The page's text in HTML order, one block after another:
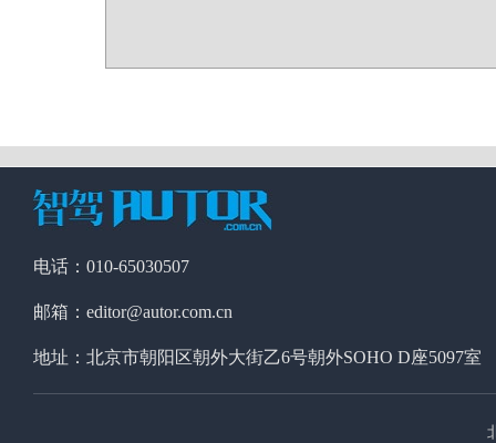
电话：010-65030507
邮箱：editor@autor.com.cn
地址：北京市朝阳区朝外大街乙6号朝外SOHO D座5097室